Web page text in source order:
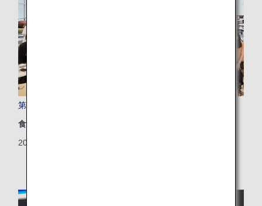
第3回 ANA Future Promise フォーラムを開催しました！
食品廃棄
2024/10/24